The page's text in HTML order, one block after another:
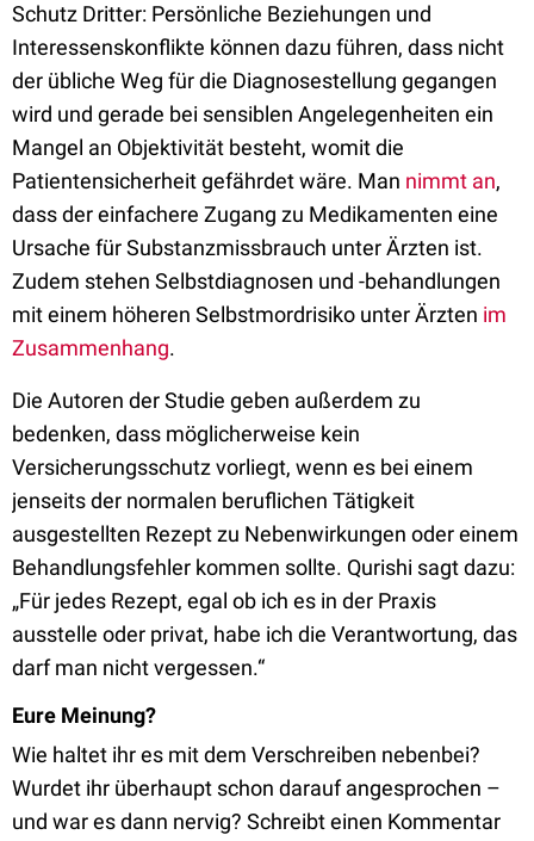
Schutz Dritter: Persönliche Beziehungen und
Interessenskonflikte können dazu führen, dass nicht
der übliche Weg für die Diagnosestellung gegangen
wird und gerade bei sensiblen Angelegenheiten ein
Mangel an Objektivität besteht, womit die
Patientensicherheit gefährdet wäre. Man nimmt an,
dass der einfachere Zugang zu Medikamenten eine
Ursache für Substanzmissbrauch unter Ärzten ist.
Zudem stehen Selbstdiagnosen und -behandlungen
mit einem höheren Selbstmordrisiko unter Ärzten im
Zusammenhang.
Die Autoren der Studie geben außerdem zu
bedenken, dass möglicherweise kein
Versicherungsschutz vorliegt, wenn es bei einem
jenseits der normalen beruflichen Tätigkeit
ausgestellten Rezept zu Nebenwirkungen oder einem
Behandlungsfehler kommen sollte. Qurishi sagt dazu:
„Für jedes Rezept, egal ob ich es in der Praxis
ausstelle oder privat, habe ich die Verantwortung, das
darf man nicht vergessen.“
Eure Meinung?
Wie haltet ihr es mit dem Verschreiben nebenbei?
Wurdet ihr überhaupt schon darauf angesprochen –
und war es dann nervig? Schreibt einen Kommentar